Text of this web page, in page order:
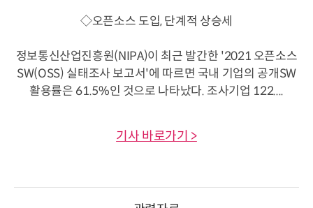
◇오픈소스 도입, 단계적 상승세
정보통신산업진흥원(NIPA)이 최근 발간한 '2021 오픈소스
SW(OSS) 실태조사 보고서'에 따르면 국내 기업의 공개SW
활용률은 61.5%인 것으로 나타났다. 조사기업 122....
기사 바로가기 >